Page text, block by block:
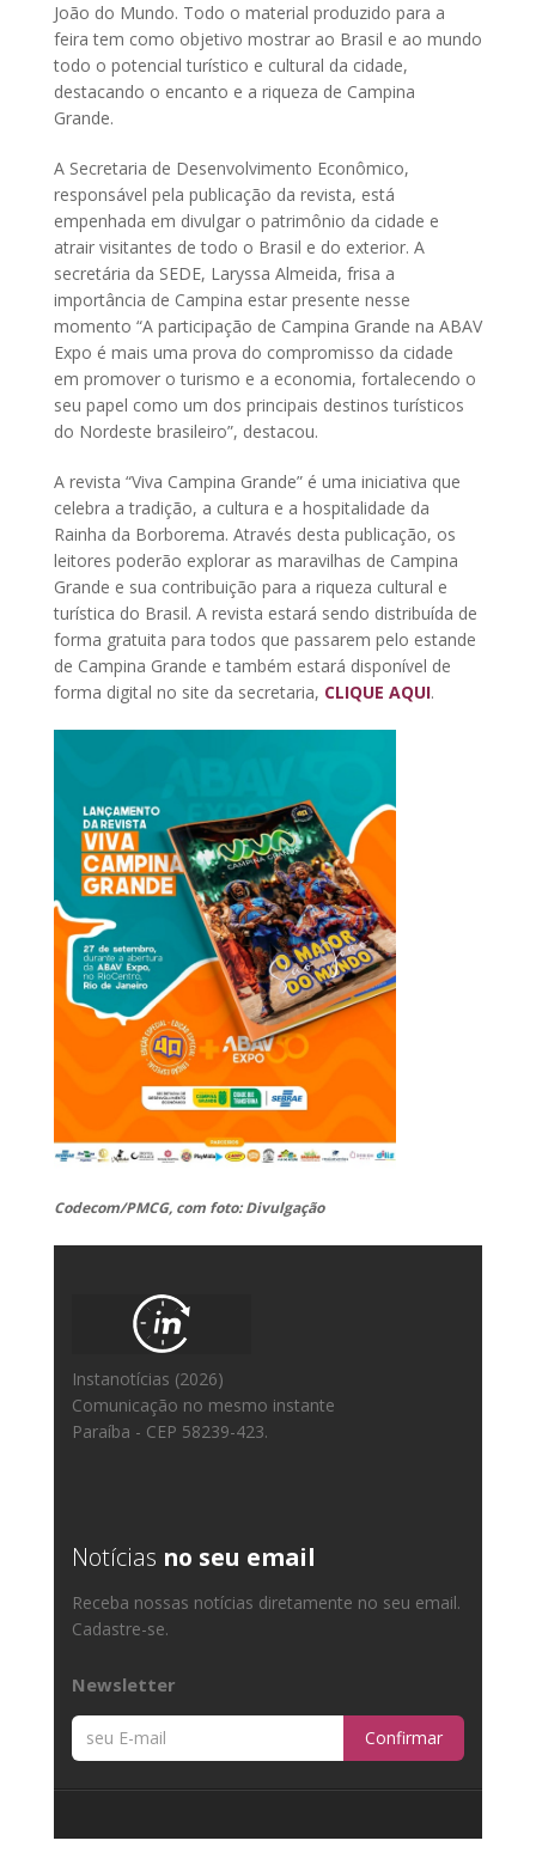
João do Mundo. Todo o material produzido para a
feira tem como objetivo mostrar ao Brasil e ao mundo
todo o potencial turístico e cultural da cidade,
destacando o encanto e a riqueza de Campina
Grande.
A Secretaria de Desenvolvimento Econômico,
responsável pela publicação da revista, está
empenhada em divulgar o patrimônio da cidade e
atrair visitantes de todo o Brasil e do exterior. A
secretária da SEDE, Laryssa Almeida, frisa a
importância de Campina estar presente nesse
momento “A participação de Campina Grande na ABAV
Expo é mais uma prova do compromisso da cidade
em promover o turismo e a economia, fortalecendo o
seu papel como um dos principais destinos turísticos
do Nordeste brasileiro”, destacou.
A revista “Viva Campina Grande” é uma iniciativa que
celebra a tradição, a cultura e a hospitalidade da
Rainha da Borborema. Através desta publicação, os
leitores poderão explorar as maravilhas de Campina
Grande e sua contribuição para a riqueza cultural e
turística do Brasil. A revista estará sendo distribuída de
forma gratuita para todos que passarem pelo estande
de Campina Grande e também estará disponível de
forma digital no site da secretaria, CLIQUE AQUI.
Codecom/PMCG, com foto: Divulgação
Instanotícias (2026)
Comunicação no mesmo instante
Paraíba - CEP 58239-423.
Notícias no seu email
Receba nossas notícias diretamente no seu email.
Cadastre-se.
Newsletter
Confirmar